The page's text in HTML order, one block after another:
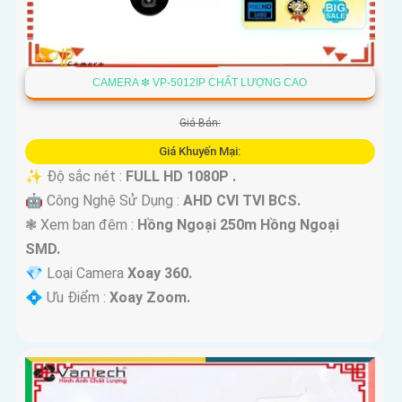
CAMERA ❇ VP-5012IP CHẤT LƯỢNG CAO
Giá Bán:
Giá Khuyến Mại:
✨ Độ sắc nét : FULL HD 1080P .
🤖️ Công Nghệ Sử Dụng : AHD CVI TVI BCS.
❃ Xem ban đêm : Hồng Ngoại 250m Hồng Ngoại
SMD.
💎 Loại Camera Xoay 360.
️💠 Ưu Điểm : Xoay Zoom.